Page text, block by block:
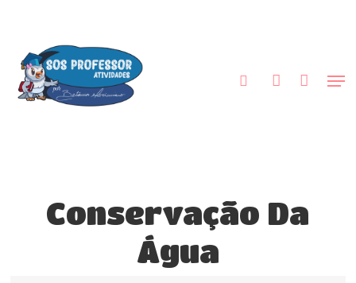
content
Conservação Da
Água